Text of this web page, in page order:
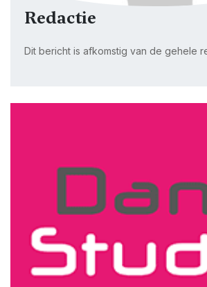
Redactie
Dit bericht is afkomstig van de gehele